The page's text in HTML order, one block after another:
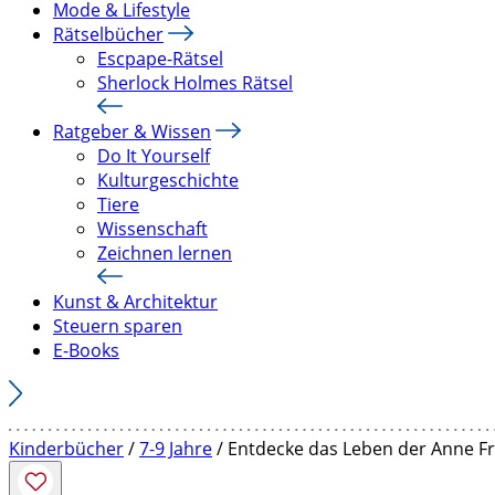
Mode & Lifestyle
Rätselbücher
Escpape-Rätsel
Sherlock Holmes Rätsel
Ratgeber & Wissen
Do It Yourself
Kulturgeschichte
Tiere
Wissenschaft
Zeichnen lernen
Kunst & Architektur
Steuern sparen
E-Books
Kinderbücher/7-9 Jahre/ Entdecke das Leben der Anne